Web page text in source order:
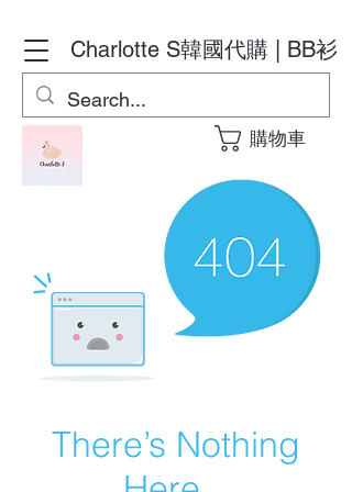
Charlotte S韓國代購 | BB衫
購物車
There’s Nothing